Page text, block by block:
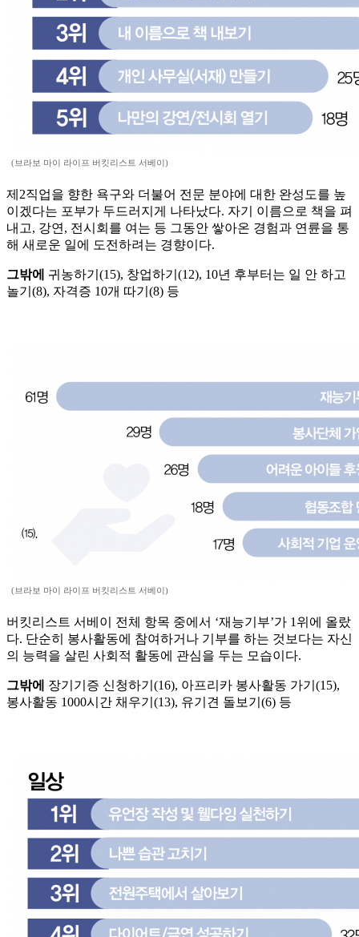
(브라보 마이 라이프 버킷리스트 서베이)
제2직업을 향한 욕구와 더불어 전문 분야에 대한 완성도를 높
이겠다는 포부가 두드러지게 나타났다. 자기 이름으로 책을 펴
내고, 강연, 전시회를 여는 등 그동안 쌓아온 경험과 연륜을 통
해 새로운 일에 도전하려는 경향이다.
그밖에
귀농하기(15), 창업하기(12), 10년 후부터는 일 안 하고
놀기(8), 자격증 10개 따기(8) 등
(브라보 마이 라이프 버킷리스트 서베이)
버킷리스트 서베이 전체 항목 중에서 ‘재능기부’가 1위에 올랐
다. 단순히 봉사활동에 참여하거나 기부를 하는 것보다는 자신
의 능력을 살린 사회적 활동에 관심을 두는 모습이다.
그밖에
장기기증 신청하기(16), 아프리카 봉사활동 가기(15),
봉사활동 1000시간 채우기(13), 유기견 돌보기(6) 등